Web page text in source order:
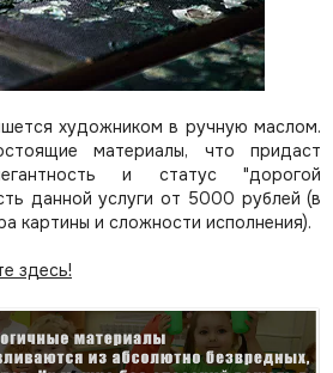
художником в ручную маслом.
материалы, что придаст
и статус "дорогой
данной услуги от 5000 рублей (в
картины и сложности исполнения).
здесь!